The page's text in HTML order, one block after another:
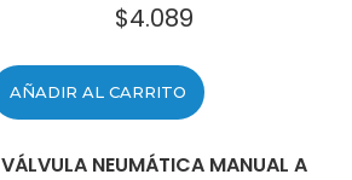
$4.089
AÑADIR AL CARRITO
VÁLVULA NEUMÁTICA MANUAL A